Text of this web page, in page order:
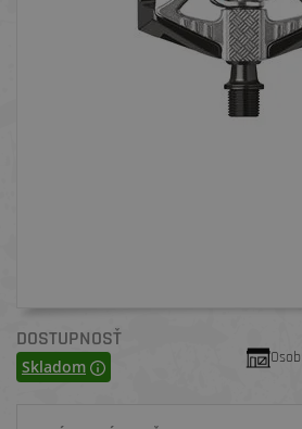
DOSTUPNOSŤ
Skladom